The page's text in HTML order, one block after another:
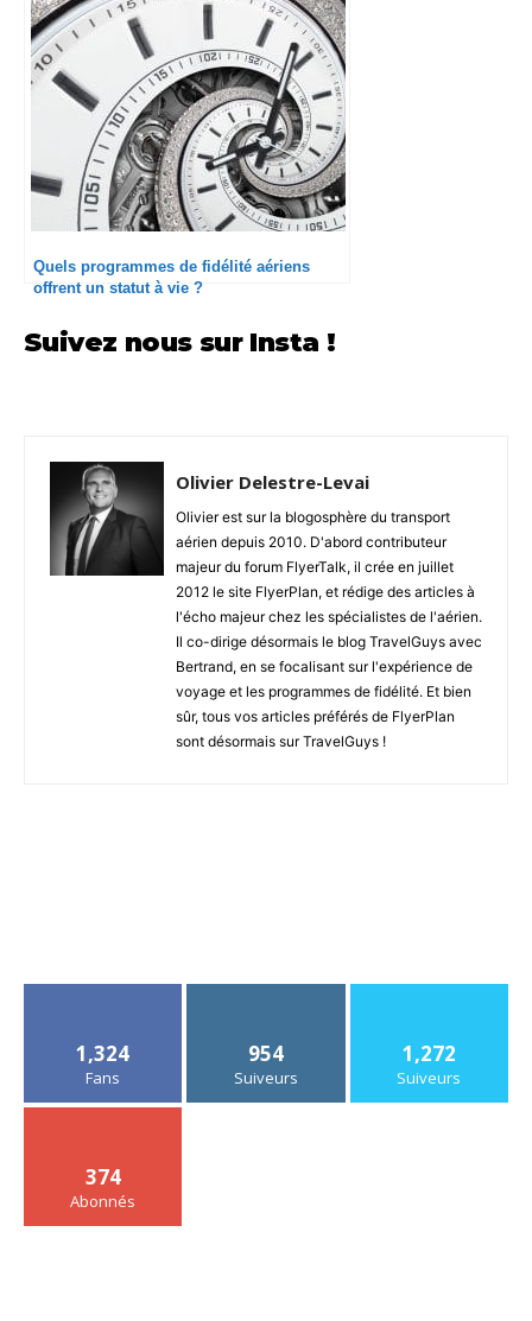
Quels programmes de fidélité aériens
offrent un statut à vie ?
Suivez nous sur Insta !
Olivier Delestre-Levai
Olivier est sur la blogosphère du transport
aérien depuis 2010. D'abord contributeur
majeur du forum FlyerTalk, il crée en juillet
2012 le site FlyerPlan, et rédige des articles à
l'écho majeur chez les spécialistes de l'aérien.
Il co-dirige désormais le blog TravelGuys avec
Bertrand, en se focalisant sur l'expérience de
voyage et les programmes de fidélité. Et bien
sûr, tous vos articles préférés de FlyerPlan
sont désormais sur TravelGuys !
1,324
Fans
954
Suiveurs
1,272
Suiveurs
374
Abonnés